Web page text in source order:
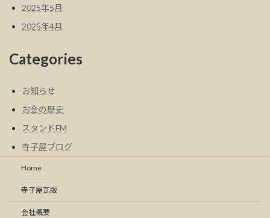
2025年5月
2025年4月
Categories
お知らせ
お金の歴史
スタンドFM
寺子屋ブログ
Home
寺子屋瓦版
会社概要